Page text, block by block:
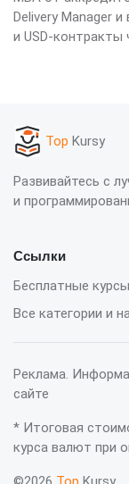
Delivery Manager
и USD-контракты
Top Kursy
Развивайтесь с
и
Ссылки
Бесплатные курсы
Все категории и
Реклама.
сайте
* Итоговая
курса валют при